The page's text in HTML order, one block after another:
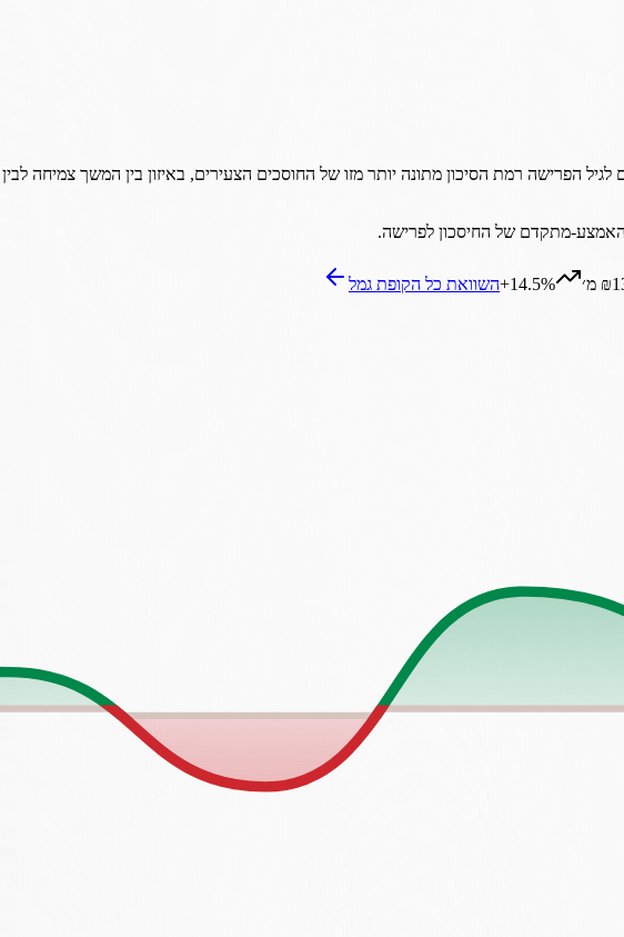
מודל השקעה תלוי-גיל לבני 50 עד 60. ככל שמתקרבים לגיל הפרישה רמת הסיכון מתונה יותר מזו של החוסכים הצעירים, באיזון
מ׳ +14.5%השוואת כל הקופת גמל